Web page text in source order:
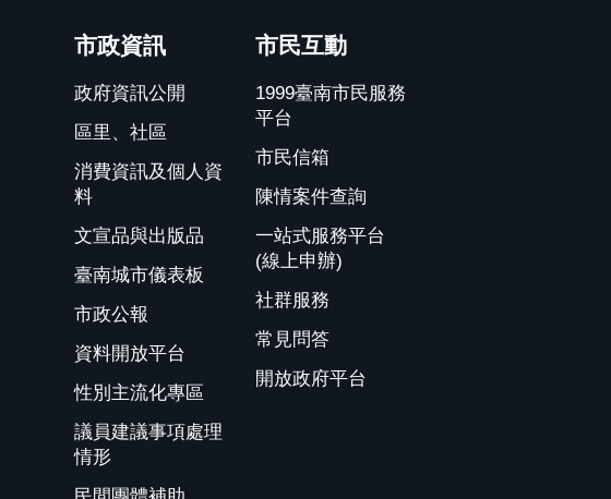
市政資訊
政府資訊公開
區里、社區
消費資訊及個人資
料
文宣品與出版品
臺南城市儀表板
市政公報
資料開放平台
性別主流化專區
議員建議事項處理
情形
市民互動
1999臺南市民服務
平台
市民信箱
陳情案件查詢
一站式服務平台
(線上申辦)
社群服務
常見問答
開放政府平台